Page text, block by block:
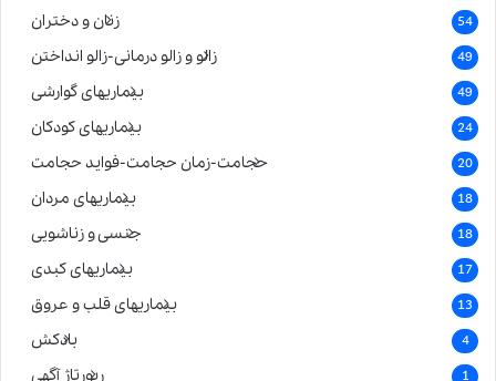
زنان و دختران 54
زالو و زالو درمانی-زالو انداختن 49
بیماریهای گوارشی 49
بیماریهای کودکان 24
حجامت-زمان حجامت-فواید حجامت 20
بیماریهای مردان 18
جنسی و زناشویی 18
بیماریهای کبدی 17
بیماریهای قلب و عروق 13
بادکش 4
رپورتاژ آگهی 1